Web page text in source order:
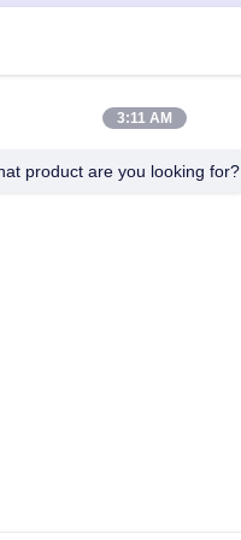
3:11 AM
product are you looking for?